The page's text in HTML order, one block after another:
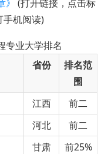
(打开链接，点击标
手机阅读)
专业大学排名
省份
排名范
围
江西
前二
河北
前二
甘肃
前25%